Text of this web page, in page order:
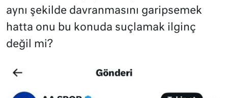
aynı şekilde davranmasını garipsemek
hatta onu bu konuda suçlamak ilginç
değil mi?